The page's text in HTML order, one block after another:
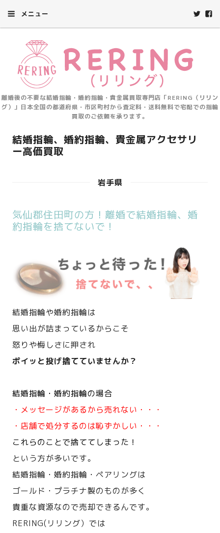
メニュー
離婚後の不要な結婚指輪・婚約指輪・貴金属買取専門店「RERING（リリン
グ）」日本全国の都道府県・市区町村から査定料・送料無料で宅配での指輪
買取のご依頼を承ります。
結婚指輪、婚約指輪、貴金属アクセサリ
ー高価買取
岩手県
気仙郡住田町の方！離婚で結婚指輪、婚
約指輪を捨てないで！
結婚指輪や婚約指輪は
思い出が詰まっているからこそ
怒りや悔しさに押され
ポイッと投げ捨てていませんか？
結婚指輪・婚約指輪の場合
・メッセージがあるから売れない・・・
・店舗で処分するのは恥ずかしい・・・
これらのことで捨ててしまった！
という方が多いです。
結婚指輪・婚約指輪・ペアリングは
ゴールド・プラチナ製のものが多く
貴重な資源なので売却できるんです。
RERING(リリング）では